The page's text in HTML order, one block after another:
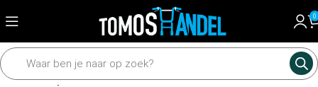
0
Home Alle producten